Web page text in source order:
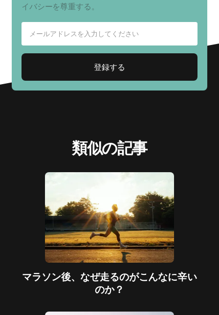
イバシーを尊重する。
類似の記事
マラソン後、なぜ走るのがこんなに辛い
のか？